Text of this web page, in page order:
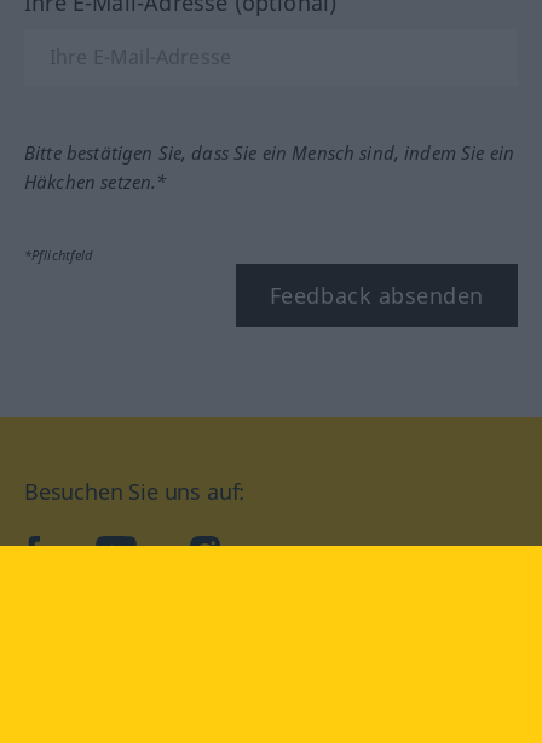
Bitte bestätigen Sie, dass Sie ein Mensch sind, indem Sie ein
Häkchen setzen.*
*Pflichtfeld
Feedback absenden
Besuchen Sie uns auf:
facebookYouTube Instagram